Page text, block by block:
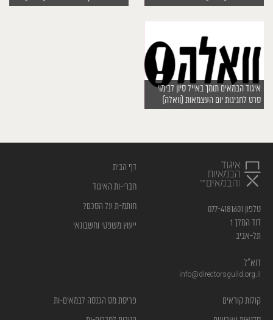
איגוד הבמאים תומך באייל סיון לבימוי
סרט לחגיגות יום העצמאות (וואלה)
טלפון 077-4181601
דוד המלך 1
תל-אביב
דוא”ל
info@directorsguild.org.il
דף הבית
חברי-ות האיגוד
חותמ-ת על הסכם?
ייעוץ משפטי וחשבונאי
קולות קוראים
פריסת מס הכנסה לבמאים-ות